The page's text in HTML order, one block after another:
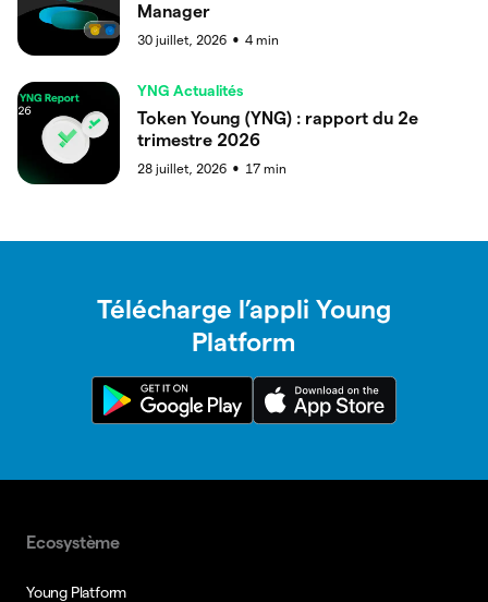
Manager
30 juillet, 2026 ● 4 min
YNG Actualités
Token Young (YNG) : rapport du 2e
trimestre 2026
28 juillet, 2026 ● 17 min
Télécharge l’appli Young
Platform
Ecosystème
Young Platform